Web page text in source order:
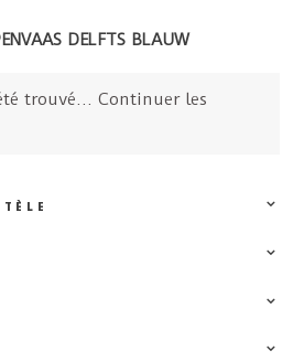
DELFTS BLAUW
trouvé... Continuer les